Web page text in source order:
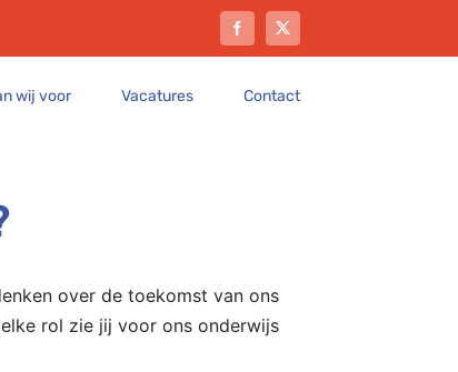
Facebook
X
wij voor Vacatures Contact
over de toekomst van ons
rol zie jij voor ons onderwijs